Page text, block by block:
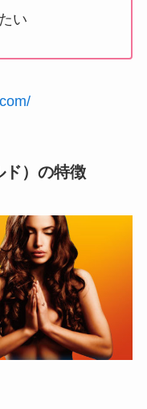
い
）の特徴